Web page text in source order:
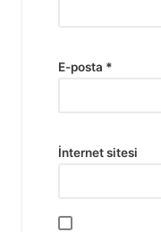
E-posta *
İnternet sitesi